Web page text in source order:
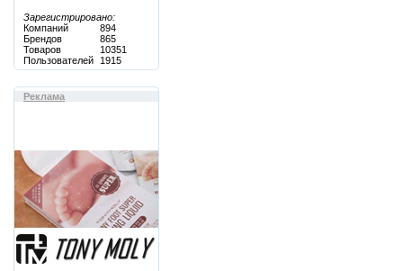
Зарегистрировано:
Компаний
894
Брендов
865
Товаров
10351
Пользователей
1915
Реклама